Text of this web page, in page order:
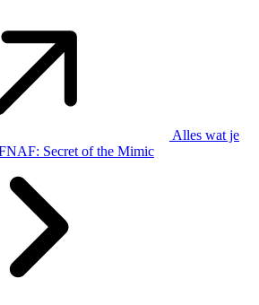
Alles wat je
Secret of the Mimic